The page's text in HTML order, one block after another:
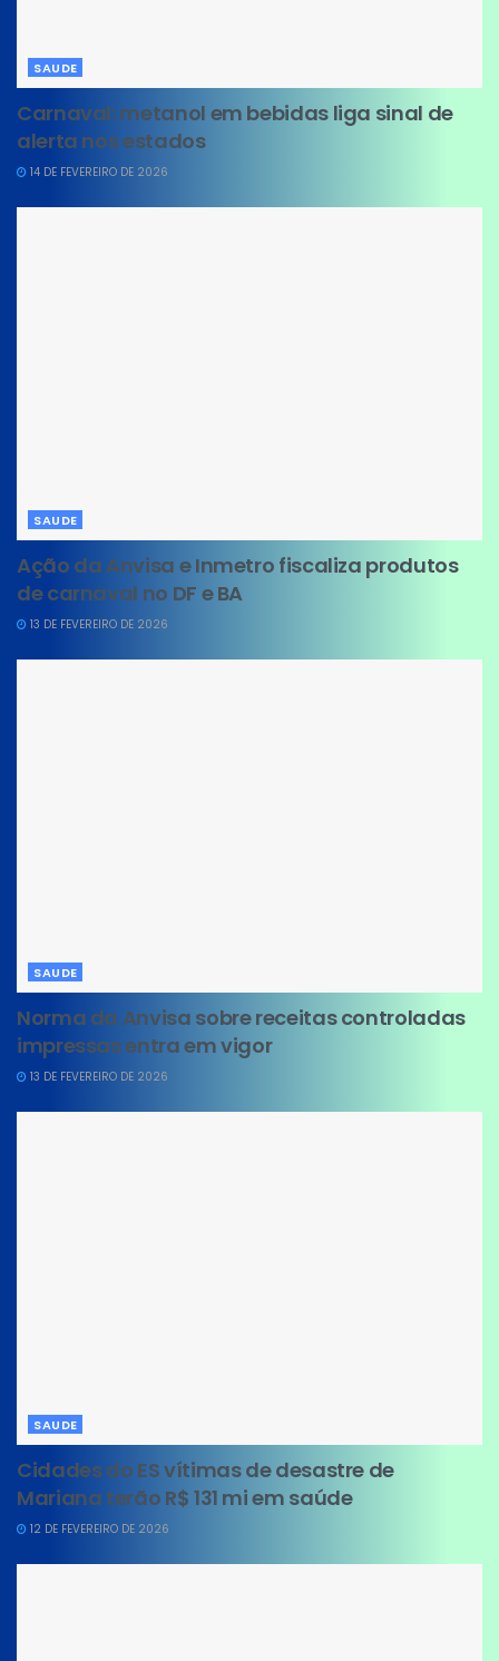
SAUDE
Carnaval: metanol em bebidas liga sinal de
alerta nos estados
14 DE FEVEREIRO DE 2026
SAUDE
Ação da Anvisa e Inmetro fiscaliza produtos
de carnaval no DF e BA
13 DE FEVEREIRO DE 2026
SAUDE
Norma da Anvisa sobre receitas controladas
impressas entra em vigor
13 DE FEVEREIRO DE 2026
SAUDE
Cidades do ES vítimas de desastre de
Mariana terão R$ 131 mi em saúde
12 DE FEVEREIRO DE 2026